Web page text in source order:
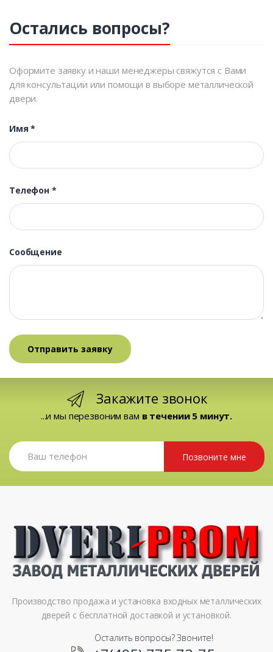
Остались вопросы?
Оформите заявку и наши менеджеры свяжутся с Вами
для консультации или помощи в выборе металлической
двери.
Имя*
Телефон *
Сообщение
Закажите звонок
...и мы перезвоним вам в течении 5 минут.
Позвоните мне
Производство продажа и установка входных металлических
дверей с бесплатной доставкой и установкой.
Осталить вопросы? Звоните!